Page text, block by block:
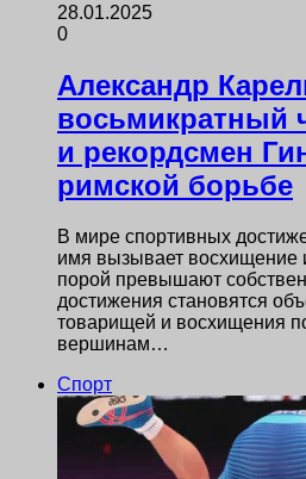
28.01.2025
0
Александр
восьмикратный
и рекордсмен
римской борьбе
В мире спортивных
имя вызывает восхищение
порой превышают
достижения становятся
товарищей и восхищения
вершинам…
Спорт